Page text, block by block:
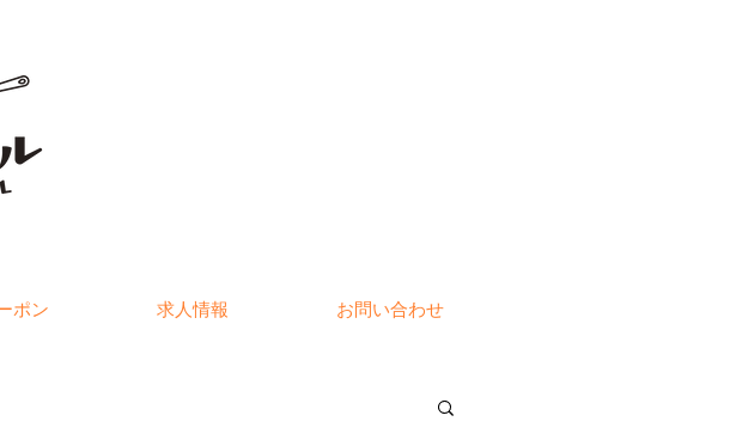
ポン 求人情報 お問い合わせ